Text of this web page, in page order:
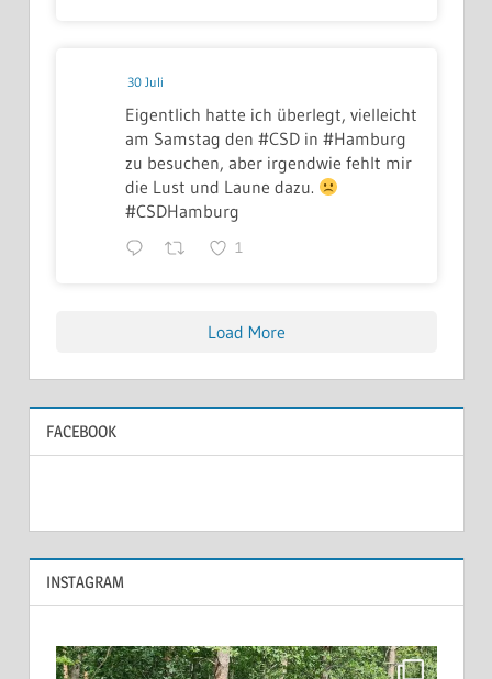
30 Juli
Eigentlich hatte ich überlegt, vielleicht
am Samstag den #CSD in #Hamburg
zu besuchen, aber irgendwie fehlt mir
die Lust und Laune dazu.
#CSDHamburg
1
Load More
FACEBOOK
INSTAGRAM